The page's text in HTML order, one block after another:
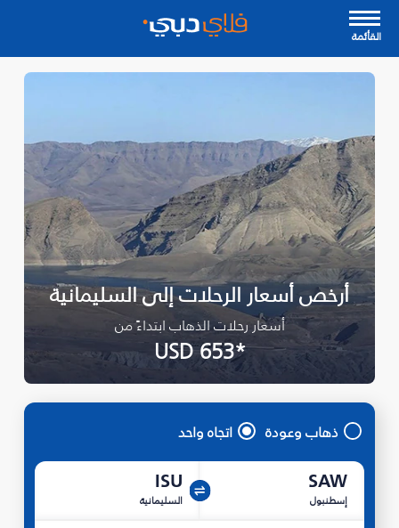
القأئمة
أرخص أسعار الرحلات إلى السليمانية‎
أسعار رحلات الذهاب ابتداءً من
*USD 653
ذهاب وعودة اتجاه واحد
SAW
إسطنبول
ISU
السليمانية‎